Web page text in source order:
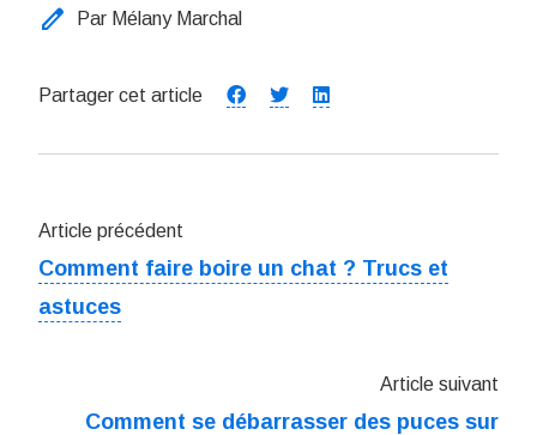
edit Par Mélany Marchal
Partager cet article
Article précédent
Comment faire boire un chat ? Trucs et
astuces
Article suivant
Comment se débarrasser des puces sur